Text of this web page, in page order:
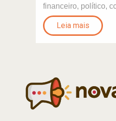
financeiro, político,
Leia mais